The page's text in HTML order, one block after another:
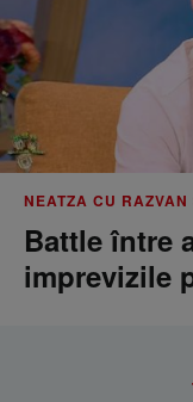
NEATZA CU
Battle între
imprevizile